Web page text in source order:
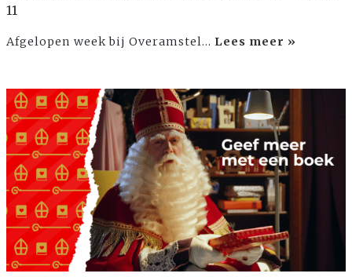
11
Afgelopen week bij Overamstel… Lees meer »